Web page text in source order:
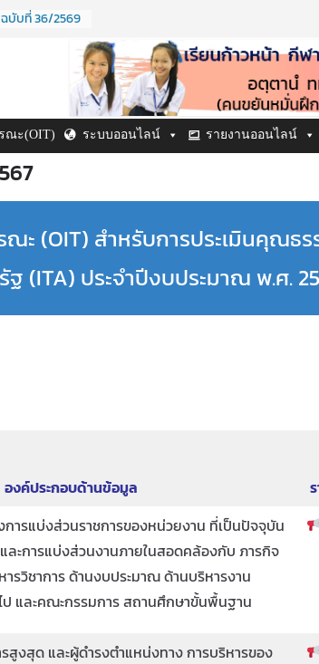
บับที่ 36/2569
๒๕๖๙
๒๕๖๙
บับที่ 38/2569
บับที่ 37/2569
ณะ(OIT) ระบบออนไลน์ รายงานออนไลน์
ะ (OIT) สำหรับการประเมินคุณธร
(ITA) ประจำปีงบประมาณ พ.ศ.
องค์ประกอบด้านข้อมูล
ารแบ่งส่วนราชการของหน่วยงาน ที่เป็นปัจจุบัน
ะการแบ่งส่วนงานภายในสอดคล้องกับ ภารกิจ
รวิชาการ ด้านงบประมาณ ด้านบริหารงาน
และคณะกรรมการ สถานศึกษาขั้นพื้นฐาน
งสุด และผู้ดำรงตำแหน่งทาง การบริหารของ